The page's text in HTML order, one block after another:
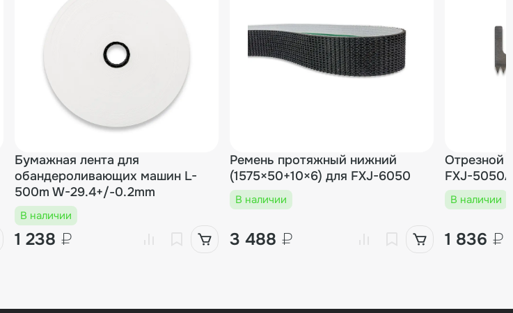
Бумажная лента для
обандероливающих машин L-
500m W-29.4+/-0.2mm
В наличии
1 238 ₽
Ремень протяжный нижний
(1575×50+10×6) для FXJ-6050
В наличии
3 488 ₽
Отрезной
FXJ-
В наличии
1 836 ₽